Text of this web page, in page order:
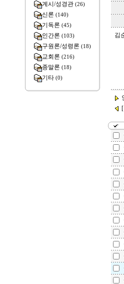
계시/성경관 (26)
신론 (140)
기독론 (45)
인간론 (103)
구원론/성령론 (18)
교회론 (216)
종말론 (18)
기타 (0)
김